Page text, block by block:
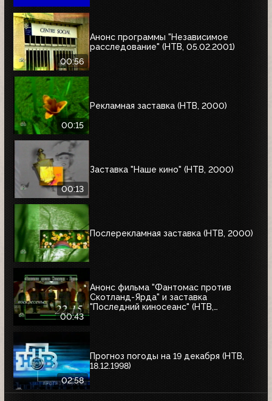
00:56
Анонс программы "Независимое
расследование" (НТВ, 05.02.2001)
00:15
Рекламная заставка (НТВ, 2000)
00:13
Заставка "Наше кино" (НТВ, 2000)
Послерекламная заставка (НТВ, 2000)
00:43
Анонс фильма "Фантомас против
Скотланд-Ярда" и заставка
"Последний киносеанс" (НТВ,
02:58
Прогноз погоды на 19 декабря (НТВ,
18.12.1998)